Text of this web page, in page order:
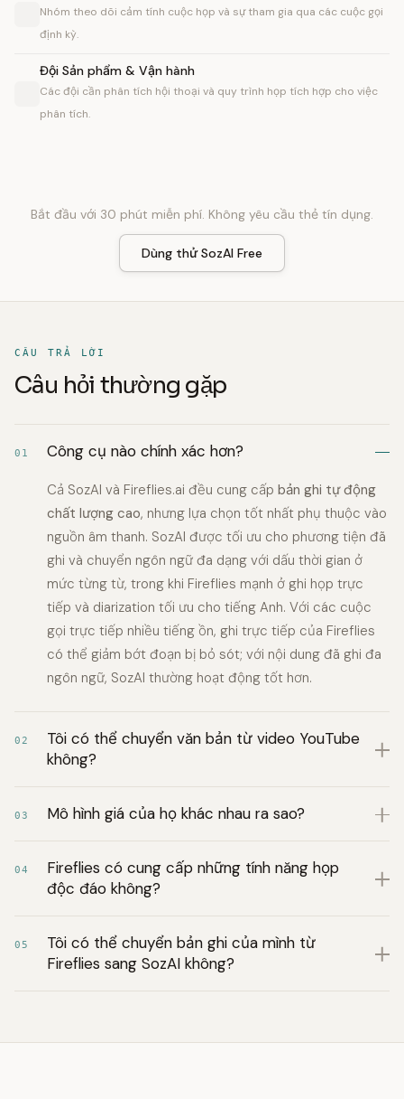
Nhóm theo dõi cảm tính cuộc họp và sự tham gia qua các cuộc gọi
định kỳ.
Đội Sản phẩm & Vận hành
Các đội cần phân tích hội thoại và quy trình họp tích hợp cho việc
phân tích.
Bắt đầu với 30 phút miễn phí. Không yêu cầu thẻ tín dụng.
Dùng thử SozAI Free
CÂU TRẢ LỜI
Câu hỏi thường gặp
01 Công cụ nào chính xác hơn?
Cả SozAI và Fireflies.ai đều cung cấp bản ghi tự động
chất lượng cao, nhưng lựa chọn tốt nhất phụ thuộc vào
nguồn âm thanh. SozAI được tối ưu cho phương tiện đã
ghi và chuyển ngôn ngữ đa dạng với dấu thời gian ở
mức từng từ, trong khi Fireflies mạnh ở ghi họp trực
tiếp và diarization tối ưu cho tiếng Anh. Với các cuộc
gọi trực tiếp nhiều tiếng ồn, ghi trực tiếp của Fireflies
có thể giảm bớt đoạn bị bỏ sót; với nội dung đã ghi đa
ngôn ngữ, SozAI thường hoạt động tốt hơn.
02
Tôi có thể chuyển văn bản từ video YouTube
không?
03 Mô hình giá của họ khác nhau ra sao?
04
Fireflies có cung cấp những tính năng họp
độc đáo không?
05
Tôi có thể chuyển bản ghi của mình từ
Fireflies sang SozAI không?